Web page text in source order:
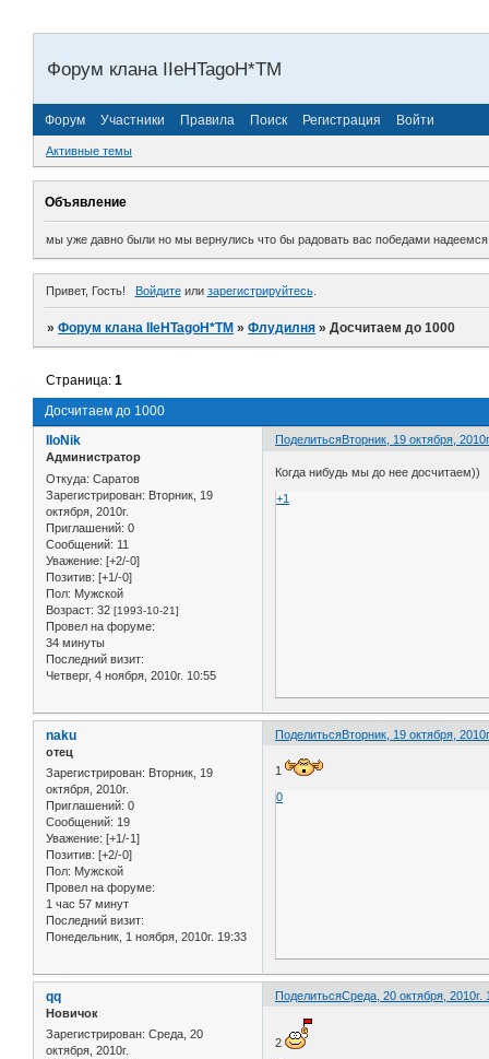
Форум клана IIeHTagoH*TM
Форум Участники Правила Поиск Регистрация Войти
Активные темы
Объявление
мы уже давно были но мы вернулись что бы радовать вас победами надеемся
Привет, Гость! Войдитеили зарегистрируйтесь.
»Форум клана IIeHTagoH*TM »Флудилня »Досчитаем до 1000
Досчитаем до 1000
Страница:1
ПоделитьсяВторник, 19 октября,
IIoNik
Администратор
Откуда: Саратов
Зарегистрирован: Вторник, 19
октября, 2010г.
Приглашений: 0
Сообщений: 11
Уважение: [+2/-0]
Позитив: [+1/-0]
Пол: Мужской
Возраст: 32 [1993-10-21]
Провел на форуме:
34 минуты
Последний визит:
Четверг, 4 ноября, 2010г. 10:55
Когда нибудь мы до нее досчитаем))
+1
ПоделитьсяВторник, 19 октября,
naku
отец
Зарегистрирован: Вторник, 19
октября, 2010г.
Приглашений: 0
Сообщений: 19
Уважение: [+1/-1]
Позитив: [+2/-0]
Пол: Мужской
Провел на форуме:
1 час 57 минут
Последний визит:
Понедельник, 1 ноября, 2010г. 19:33
1
0
ПоделитьсяСреда, 20 октября, 2010г.
qq
Новичок
Зарегистрирован: Среда, 20
октября, 2010г.
2